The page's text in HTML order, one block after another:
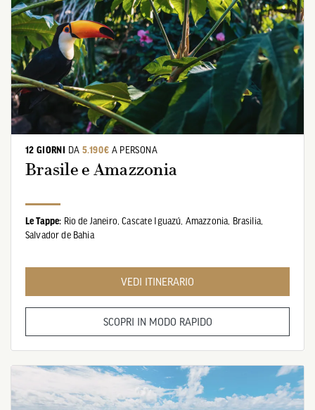
12 GIORNI DA 5.190€ A PERSONA
Brasile e Amazzonia
Le Tappe: Rio de Janeiro, Cascate Iguazú, Amazzonia,
Brasilia,
Salvador de Bahia
VEDI ITINERARIO
SCOPRI IN MODO RAPIDO